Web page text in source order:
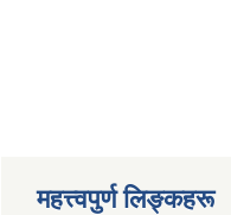
महत्त्वपुर्ण लिङ्कहरू